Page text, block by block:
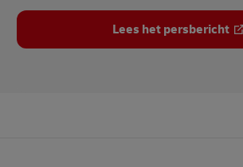
Lees het persbericht